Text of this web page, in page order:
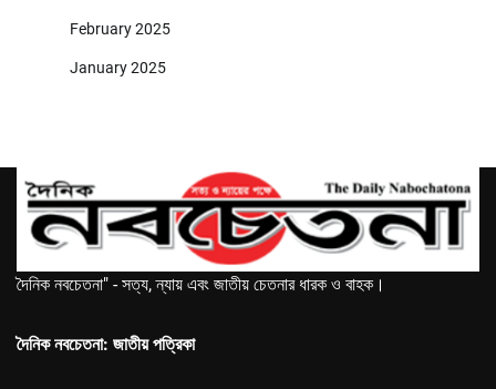
February 2025
January 2025
দৈনিক নবচেতনা" - সত্য, ন্যায় এবং জাতীয় চেতনার ধারক ও বাহক।
দৈনিক নবচেতনা: জাতীয় পত্রিকা